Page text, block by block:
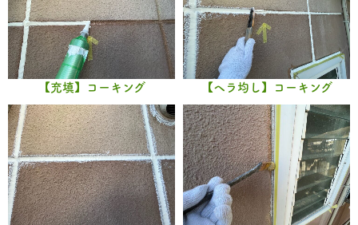
【充填】コーキング 【ヘラ均し】コーキング